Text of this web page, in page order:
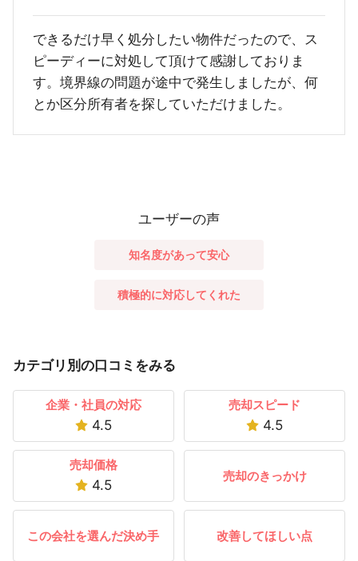
できるだけ早く処分したい物件だったので、ス
ピーディーに対処して頂けて感謝しておりま
す。境界線の問題が途中で発生しましたが、何
とか区分所有者を探していただけました。
ユーザーの声
知名度があって安心
積極的に対応してくれた
カテゴリ別の口コミをみる
企業・社員の対応
4.5
売却スピード
4.5
売却価格
4.5
売却のきっかけ
この会社を選んだ決め手 改善してほしい点